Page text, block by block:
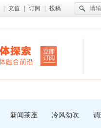
充值 订阅 投稿
新闻茶座 冷风劲吹